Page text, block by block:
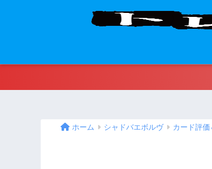
ホーム シャドバエボルヴ カード評